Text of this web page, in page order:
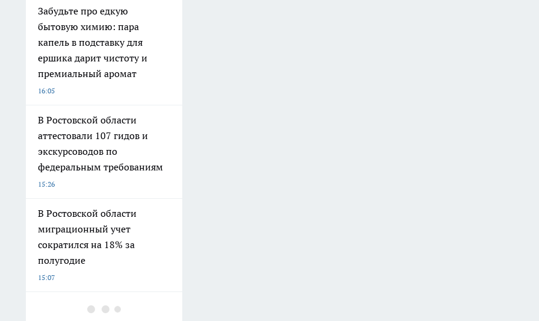
Забудьте про едкую
бытовую химию: пара
капель в подставку для
ершика дарит чистоту и
премиальный аромат
16:05
В Ростовской области
аттестовали 107 гидов и
экскурсоводов по
федеральным требованиям
15:26
В Ростовской области
миграционный учет
сократился на 18% за
полугодие
15:07
Диспансеризация пожилых